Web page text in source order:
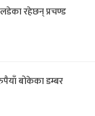
लडेका रहेछन् प्रचण्ड
बोकेका डम्बर